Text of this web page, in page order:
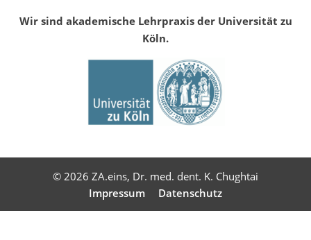
Wir sind akademische Lehrpraxis der Universität zu
Köln.
© 2026 ZA.eins, Dr. med. dent. K. Chughtai
Impressum
Datenschutz